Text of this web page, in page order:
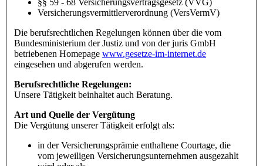
Versicherungsvermittlerverordnung (VersVermV)
Die berufsrechtlichen Regelungen können über die vom
Bundesministerium der Justiz und von der juris GmbH
betriebenen Homepage www.gesetze-im-internet.de
eingesehen und abgerufen werden.
Berufsrechtliche Regelungen:
Unsere Tätigkeit beinhaltet auch Beratung.
Art und Quelle der Vergütung
Die Vergütung unserer Tätigkeit erfolgt als:
in der Versicherungsprämie enthaltene Courtage, die
vom jeweiligen Versicherungsunternehmen ausgezahlt